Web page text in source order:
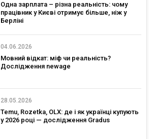
Одна зарплата – різна реальність: чому
працівник у Києві отримує більше, ніж у
Берліні
04.06.2026
Мовний відкат: міф чи реальність?
Дослідження newage
28.05.2026
Temu, Rozetka, OLX: де і як українці купують
у 2026 році — дослідження Gradus